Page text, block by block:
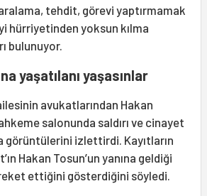
tehdit, görevi yaptırmamak
hürriyetinden yoksun kılma
bulunuyor.
yaşatılanı yaşasınlar
avukatlarından Hakan
salonunda saldırı ve cinayet
görüntülerini izlettirdi. Kayıtların
Hakan Tosun’un yanına geldiği
ettiğini gösterdiğini söyledi.